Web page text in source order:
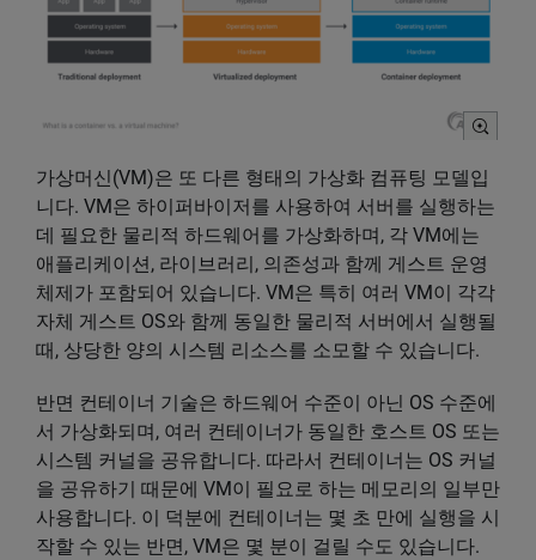
가상머신(VM)은 또 다른 형태의 가상화 컴퓨팅 모델입
니다. VM은 하이퍼바이저를 사용하여 서버를 실행하는
데 필요한 물리적 하드웨어를 가상화하며, 각 VM에는
애플리케이션, 라이브러리, 의존성과 함께 게스트 운영
체제가 포함되어 있습니다. VM은 특히 여러 VM이 각각
자체 게스트 OS와 함께 동일한 물리적 서버에서 실행될
때, 상당한 양의 시스템 리소스를 소모할 수 있습니다.
반면 컨테이너 기술은 하드웨어 수준이 아닌 OS 수준에
서 가상화되며, 여러 컨테이너가 동일한 호스트 OS 또는
시스템 커널을 공유합니다. 따라서 컨테이너는 OS 커널
을 공유하기 때문에 VM이 필요로 하는 메모리의 일부만
사용합니다. 이 덕분에 컨테이너는 몇 초 만에 실행을 시
작할 수 있는 반면, VM은 몇 분이 걸릴 수도 있습니다.